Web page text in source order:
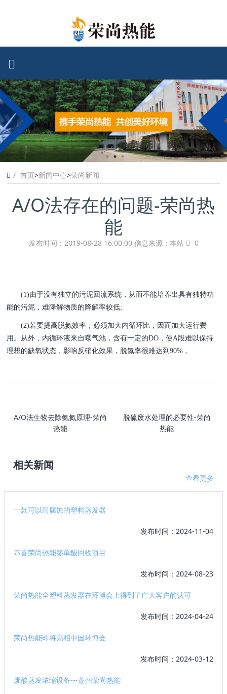
首页>新闻中心>荣尚新闻
A/O法存在的问题-荣尚热
能
发布时间：2019-08-28 16:00:00 信息来源：本站 0
(1)由于没有独立的污泥回流系统，从而不能培养出具有独特功
能的污泥，难降解物质的降解率较低;
(2)若要提高脱氮效率，必须加大内循环比，因而加大运行费
用。从外，内循环液来自曝气池，含有一定的DO，使A段难以保持
理想的缺氧状态，影响反硝化效果，脱氮率很难达到90% 。
A/O法生物去除氨氮原理-荣尚
热能
脱硫废水处理的必要性-荣尚
热能
相关新闻
查看更多
一款可以耐腐蚀的塑料蒸发器
发布时间：2024-11-04
恭喜荣尚热能签单酸回收项目
发布时间：2024-08-23
荣尚热能全塑料蒸发器在环博会上得到了广大客户的认可
发布时间：2024-04-24
荣尚热能即将亮相中国环博会
发布时间：2024-03-12
废酸蒸发浓缩设备---苏州荣尚热能